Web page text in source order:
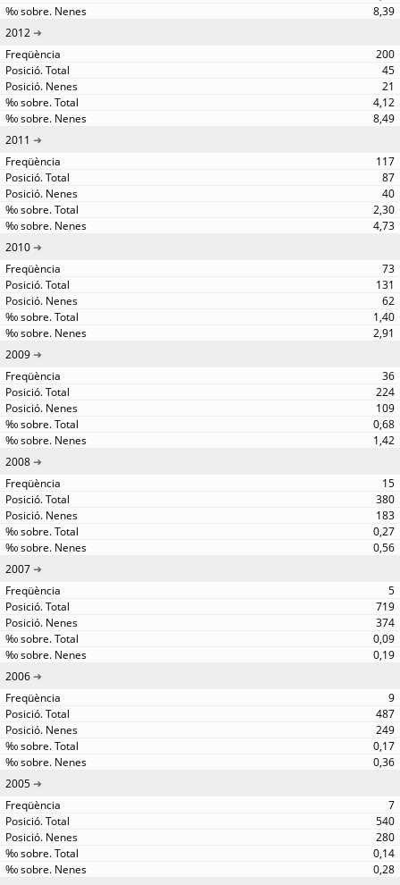
8,39
2012
200
45
21
4,12
8,49
2011
117
87
40
2,30
4,73
2010
73
131
62
1,40
2,91
2009
36
224
109
0,68
1,42
2008
15
380
183
0,27
0,56
2007
5
719
374
0,09
0,19
2006
9
487
249
0,17
0,36
2005
7
540
280
0,14
0,28